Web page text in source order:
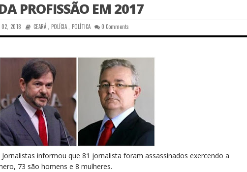
PROFISSÃO EM 2017
2018 CEARÁ ,POLÍCIA POLÍTICA 0 Comments
informou que 81 jornalista foram assassinados exercendo a
73 são homens e 8 mulheres.